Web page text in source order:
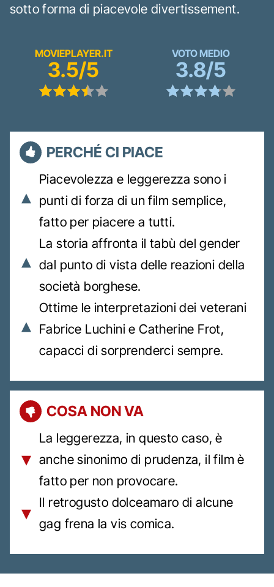
sotto forma di piacevole divertissement.
MOVIEPLAYER.IT
3.5/5
VOTO MEDIO
3.8/5
PERCHÉ CI PIACE
Piacevolezza e leggerezza sono i
punti di forza di un film semplice,
fatto per piacere a tutti.
La storia affronta il tabù del gender
dal punto di vista delle reazioni della
società borghese.
Ottime le interpretazioni dei veterani
Fabrice Luchini e Catherine Frot,
capacci di sorprenderci sempre.
COSA NON VA
La leggerezza, in questo caso, è
anche sinonimo di prudenza, il film è
fatto per non provocare.
Il retrogusto dolceamaro di alcune
gag frena la vis comica.